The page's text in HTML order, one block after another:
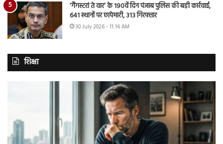
‘गैंगस्टरां ते वार’ के 190वें दिन पंजाब पुलिस की बड़ी कार्रवाई,
641 स्थानों पर छापेमारी, 313 गिरफ्तार
30 July 2026 - 11:16 AM
शिक्षा